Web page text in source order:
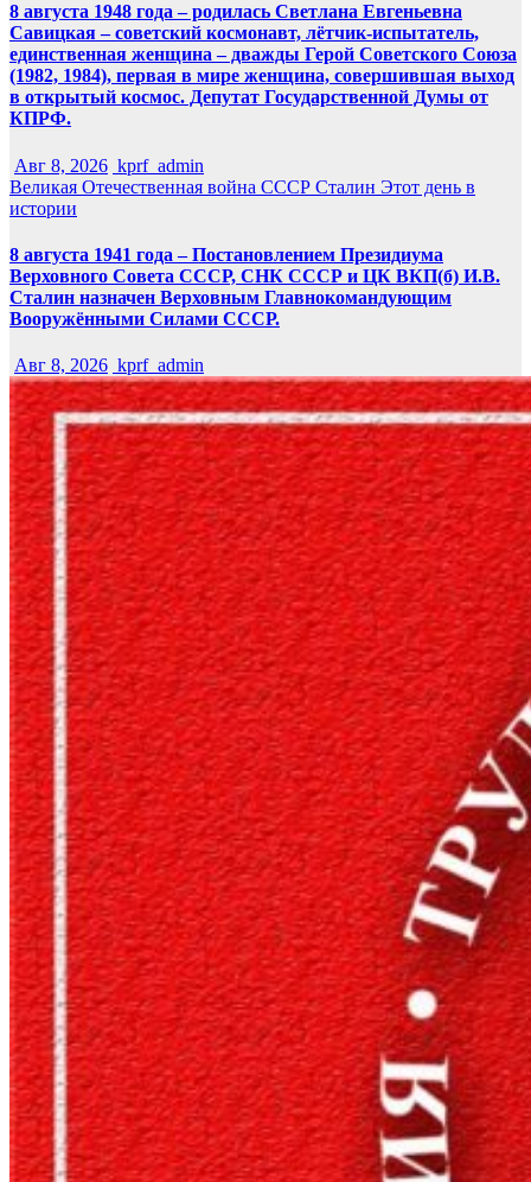
8 августа 1948 года – родилась Светлана Евгеньевна
Савицкая – советский космонавт, лётчик-испытатель,
единственная женщина – дважды Герой Советского Союза
(1982, 1984), первая в мире женщина, совершившая выход
в открытый космос. Депутат Государственной Думы от
КПРФ.
Авг 8, 2026 kprf_admin
Великая Отечественная война СССР Сталин Этот день в
истории
8 августа 1941 года – Постановлением Президиума
Верховного Совета СССР, СНК СССР и ЦК ВКП(б) И.В.
Сталин назначен Верховным Главнокомандующим
Вооружёнными Силами СССР.
Авг 8, 2026 kprf_admin